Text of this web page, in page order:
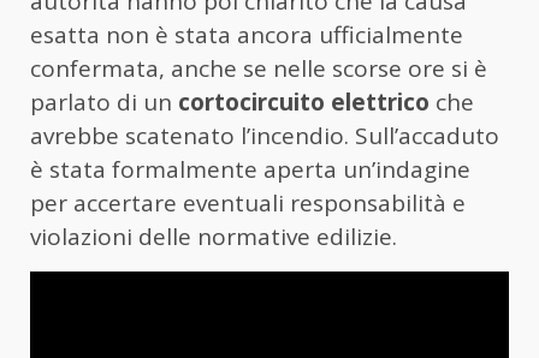
esatta non è stata ancora ufficialmente
confermata, anche se nelle scorse ore si è
parlato di un cortocircuito elettrico che
avrebbe scatenato l’incendio. Sull’accaduto
è stata formalmente aperta un’indagine
per accertare eventuali responsabilità e
violazioni delle normative edilizie.